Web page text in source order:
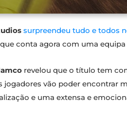
surpreendeu tudo e todos
conta agora com uma
revelou que o título tem
jogadores vão poder encontrar
e uma extensa e